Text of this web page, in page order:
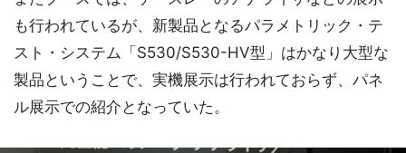
も行われているが、新製品となるパラメトリック・テ
スト・システム「S530/S530-HV型」はかなり大型な
製品ということで、実機展示は行われておらず、パネ
ル展示での紹介となっていた。